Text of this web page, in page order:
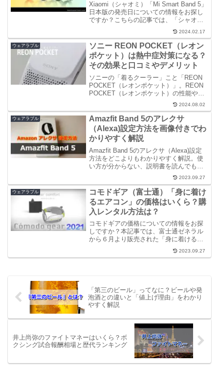
Xiaomi（シャオミ）「Mi Smart Band 5」
日本版の発売日についての情報をお探し
ですか？こちらの記事では、「シャオミ
スマートバンド５」の中国版、グローバ
ル版、日本語版の発売日と販売価格、購
入方法、それにその機能や性能について
詳しく分かりやすく解説しています。
2024.02.17
ウェアラブル
ソニー REON POCKET（レオン
ポケット）は熱中症対策になる？
その効果と口コミやデメリット
ソニーの「着るクーラー」こと「REON
POCKET（レオンポケット）」。REON
POCKET（レオンポケット）の性能や効
果、評価、口コミ、レビューなどからデ
メリットを分かりやすく解説。気になる
暑さ対策に有効なのか、販売価格や入手
方法、購入方法も併せて解説していま
す。
2024.08.02
ウェアラブル
Amazfit Band 5のアレクサ
（Alexa)設定方法を画像付きでわ
かりやすく解説
Amazfit Band 5のアレクサ（Alexa)設定
方法をどこよりもわかりやすく解説。使
い方が分からない、説明書を読んでもど
こにもAlexa設定方法が載っていない！と
悩まれていませんか？こちらの記事で
は、実際に設定している画面を見なが
ら、わかりやすく説明していますので
Amazfitband5初心者の方必見です。
2023.09.27
ウェアラブル
コモドギア（富士通）「身に着け
るエアコン」の価格はいくら？購
入レンタル方法は？
コモドギアの価格についての情報をお探
しですか？本記事では、富士通ゼネラル
から６月より販売された「身に着けるエ
アコン」コモドギアについての値段「価
格」や購入方法について詳しく解説して
2023.09.27
「第三のビール」ってなに？ビールや発
泡酒との違いと「値上げ理由」をわかり
やすく解説
井上尚弥のファイトマネーはいくら？ボ
クシング試合報酬相場と歴代ランキング